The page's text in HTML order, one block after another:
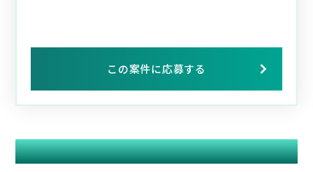
この案件に応募する
関連する案件